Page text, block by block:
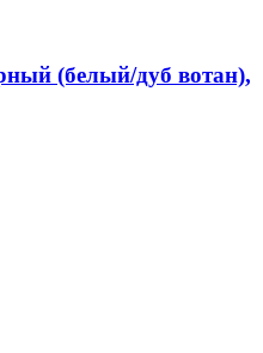
(белый/дуб вотан),